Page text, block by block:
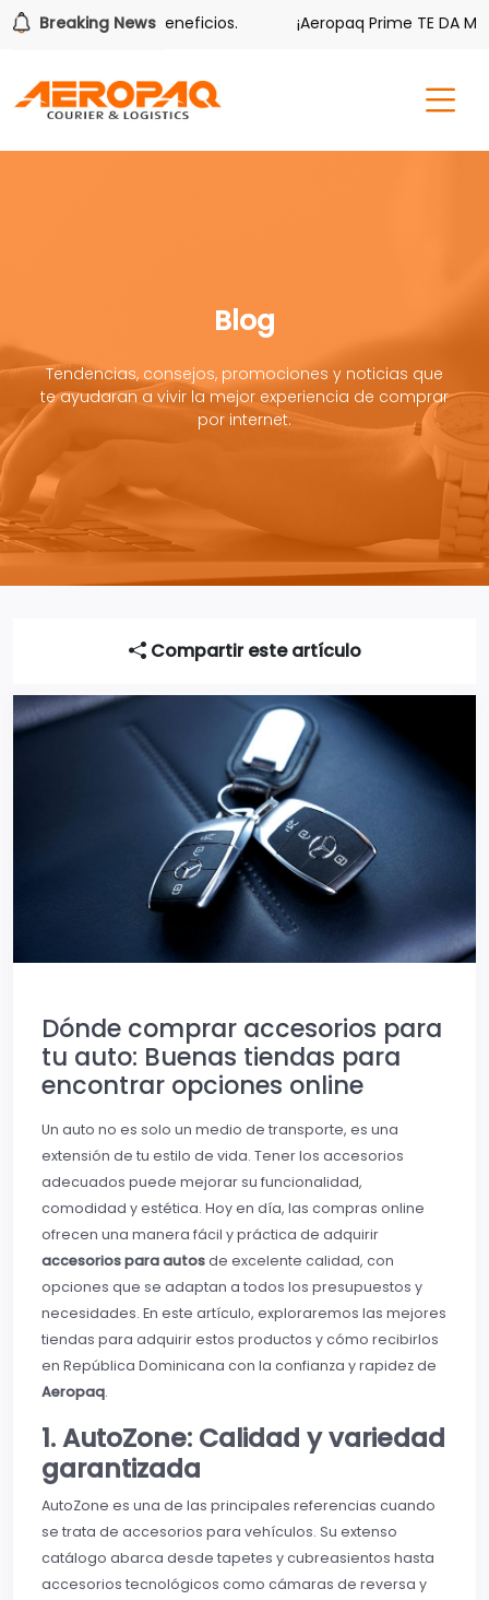
Breaking News
tiene sus beneficios. ¡Aeropaq Prime TE DA MÁS!
Blog
Tendencias, consejos, promociones y noticias que
te ayudaran a vivir la mejor experiencia de comprar
por internet.
Compartir este artículo
Dónde comprar accesorios para
tu auto: Buenas tiendas para
encontrar opciones online
Un auto no es solo un medio de transporte, es una
extensión de tu estilo de vida. Tener los accesorios
adecuados puede mejorar su funcionalidad,
comodidad y estética. Hoy en día, las compras online
ofrecen una manera fácil y práctica de adquirir
accesorios para autosde excelente calidad, con
opciones que se adaptan a todos los presupuestos y
necesidades. En este artículo, exploraremos las mejores
tiendas para adquirir estos productos y cómo recibirlos
en República Dominicana con la confianza y rapidez de
Aeropaq.
1. AutoZone: Calidad y variedad
garantizada
AutoZone es una de las principales referencias cuando
se trata de accesorios para vehículos. Su extenso
catálogo abarca desde tapetes y cubreasientos hasta
accesorios tecnológicos como cámaras de reversa y